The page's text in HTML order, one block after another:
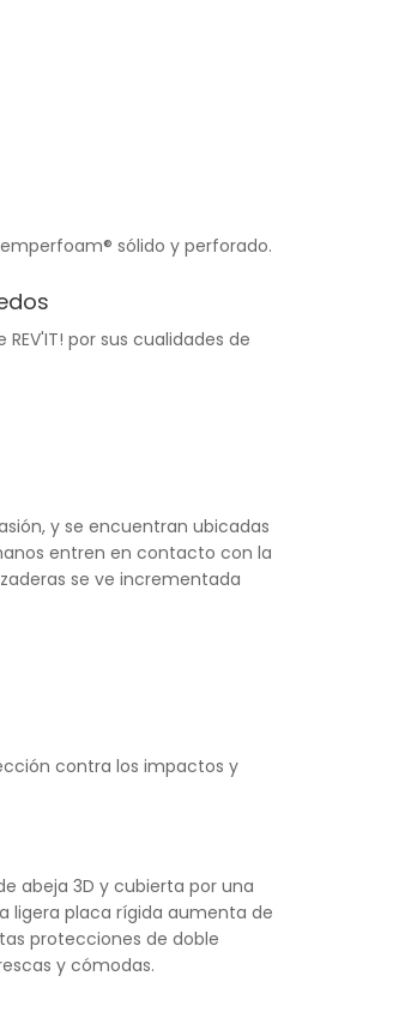
sólido y perforado.
por sus cualidades de
y se encuentran ubicadas
entren en contacto con la
se ve incrementada
contra los impactos y
abeja 3D y cubierta por una
ligera placa rígida aumenta de
protecciones de doble
y cómodas.